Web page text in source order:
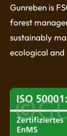
Gunreben is
forest
sustainably
ecological and